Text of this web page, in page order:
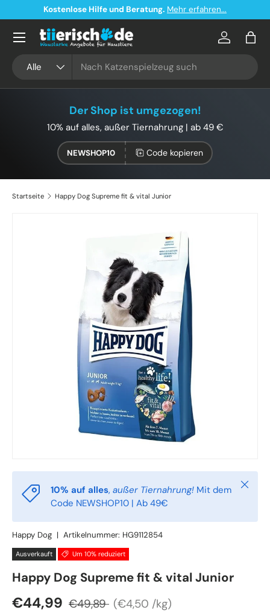
Direkt zum Inhalt
Kostenlose Hilfe und Beratung. Mehr erfahren...
Alle
Konto
Der Shop ist umgezogen!
10% auf alles, außer Tiernahrung | ab 49 €
NEWSHOP10 Code kopieren
Startseite Happy Dog Supreme fit & vital Junior
Zu Produktinformationen springen
10% auf alles, außer Tiernahrung! Mit dem
Code NEWSHOP10 | Ab 49€
Happy Dog | Artikelnummer: HG9112854
Ausverkauft Um 10% reduziert
Happy Dog Supreme fit & vital Junior
Verkaufspreis
€44,99 Normaler Preis
€49,89 Grundpreis
€4,50 /kg